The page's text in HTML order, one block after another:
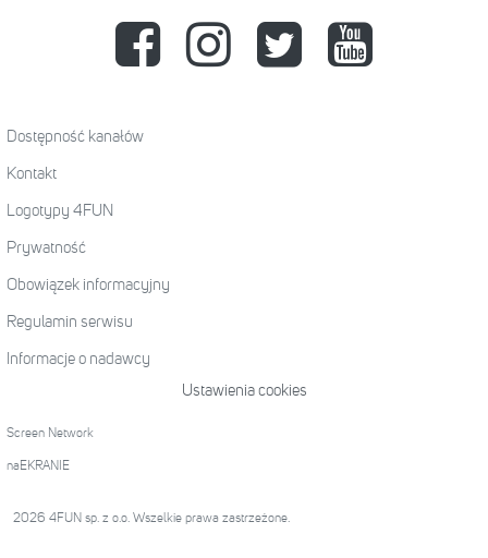
Dostępność kanałów
Kontakt
Logotypy 4FUN
Prywatność
Obowiązek informacyjny
Regulamin serwisu
Informacje o nadawcy
Ustawienia cookies
Screen Network
naEKRANIE
2026 4FUN sp. z o.o. Wszelkie prawa zastrzeżone.